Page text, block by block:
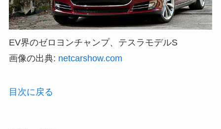
EV界のゼロヨンチャンプ、テスラモデルS
画像の出典: netcarshow.com
目次に戻る